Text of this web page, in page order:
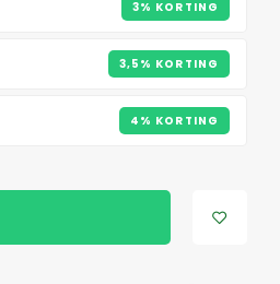
3% KORTING
3,5% KORTING
4% KORTING